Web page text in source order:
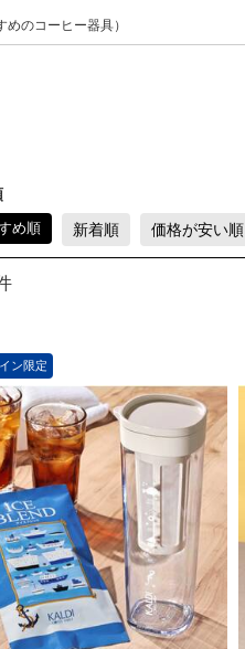
のコーヒー器具）
め順 新着順 価格が安い順
ン限定